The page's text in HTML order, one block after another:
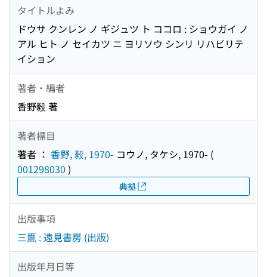
タイトルよみ
ドウサ クンレン ノ ギジュツ ト ココロ : ショウガイ ノ
アル ヒト ノ セイカツ ニ ヨリソウ シンリ リハビリテ
イション
著者・編者
香野毅 著
著者標目
著者 ： 香野, 毅, 1970- コウノ, タケシ, 1970- (
001298030 )
典拠
出版事項
三鷹 : 遠見書房 (出版)
出版年月日等